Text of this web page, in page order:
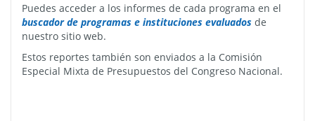
Puedes acceder a los informes de cada programa en el
buscador de programas e instituciones evaluados de
nuestro sitio web.
Estos reportes también son enviados a la Comisión
Especial Mixta de Presupuestos del Congreso Nacional.